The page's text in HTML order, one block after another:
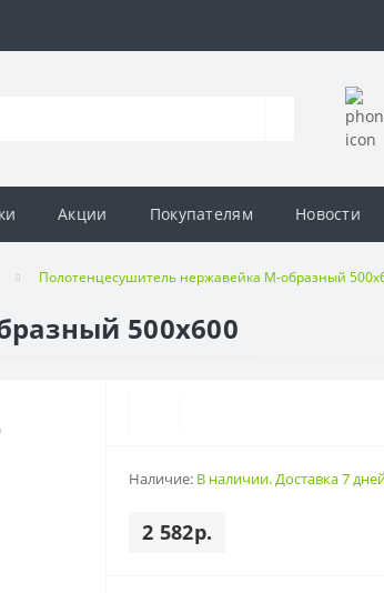
Акции Покупателям Новости
Полотенцесушитель нержавейка М-образный
500х600
Наличие: В наличии. Доставка 7
2 582р.